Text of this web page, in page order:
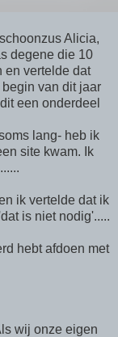
Alicia,
degene die 10
en vertelde dat
van dit jaar
een onderdeel
lang- heb ik
site kwam. Ik
ik vertelde dat ik
is niet nodig'.....
hebt afdoen met
wij onze eigen